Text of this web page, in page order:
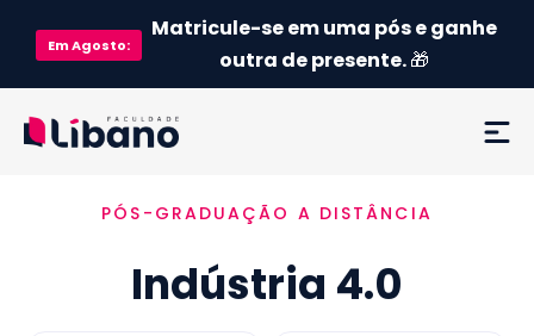
EmAgosto:
Matricule-se em uma pós e ganhe
outra de presente.🎁
Ementa
Como funciona
PÓS-GRADUAÇÃO A DISTÂNCIA
Indústria 4.0